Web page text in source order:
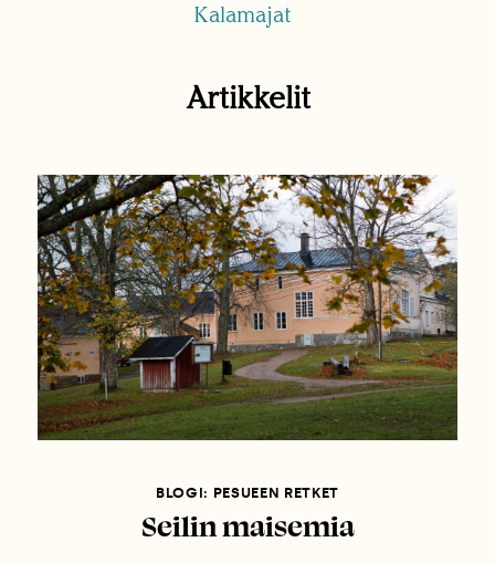
Kalamajat
Artikkelit
BLOGI: PESUEEN RETKET
Seilin maisemia